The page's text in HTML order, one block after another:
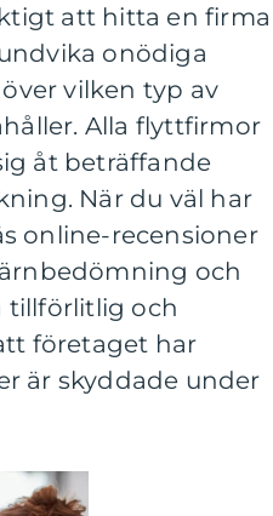
att hitta en firma
onödiga
vilken typ av
Alla flyttfirmor
åt beträffande
När du väl har
online-recensioner
och
tillförlitlig och
företaget har
är skyddade under